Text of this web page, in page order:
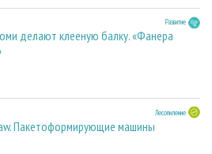
Развитие
делают клееную балку. «Фанера
Лесопиление
Пакетоформирующие машины